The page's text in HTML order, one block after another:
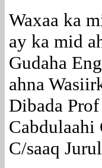
Waxaa ka
ay ka mid
Gudaha
ahna
Dibada
Cabdulaahi
C/saaq